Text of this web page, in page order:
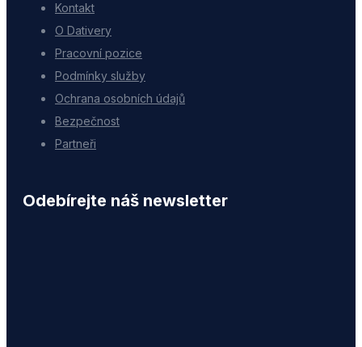
Kontakt
O Dativery
Pracovní pozice
Podmínky služby
Ochrana osobních údajů
Bezpečnost
Partneři
Odebírejte náš newsletter